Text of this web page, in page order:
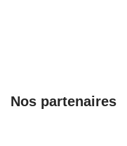
Nos partenaires